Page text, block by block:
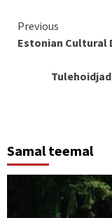
Continue
Reading
Previous
Estonian Cultural
Samal teemal